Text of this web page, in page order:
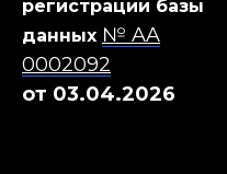
регистрации базы
данных № AA
0002092
от 03.04.2026